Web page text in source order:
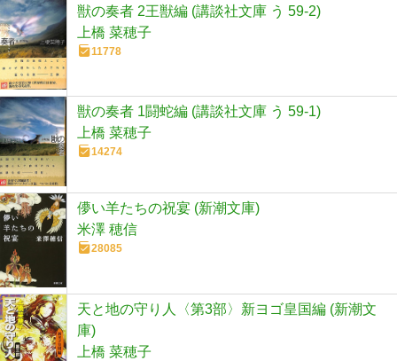
獣の奏者 2王獣編 (講談社文庫 う 59-2)
上橋 菜穂子
11778
獣の奏者 1闘蛇編 (講談社文庫 う 59-1)
上橋 菜穂子
14274
儚い羊たちの祝宴 (新潮文庫)
米澤 穂信
28085
天と地の守り人〈第3部〉新ヨゴ皇国編 (新潮文
庫)
上橋 菜穂子